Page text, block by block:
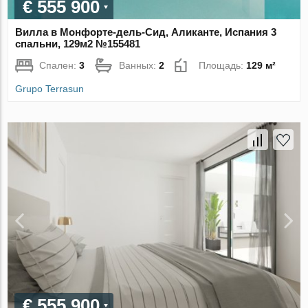
€ 555 900
Вилла в Монфорте-дель-Сид, Аликанте, Испания 3
спальни, 129м2 №155481
Спален:3 Ванных:2 Площадь: 129 м²
Grupo Terrasun